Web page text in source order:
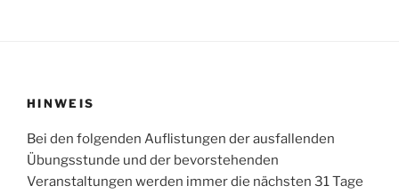
HINWEIS
Bei den folgenden Auflistungen der ausfallenden
Übungsstunde und der bevorstehenden
Veranstaltungen werden immer die nächsten 31 Tage